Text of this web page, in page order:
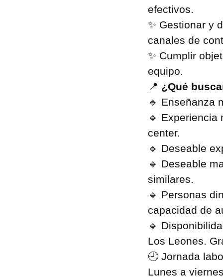
efectivos.
✨ Gestionar y
canales de
✨ Cumplir
equipo.
📍 ¿Qué
🔹 Enseñanza
🔹
center.
🔹 Deseable
🔹 Deseable
similares.
🔹 Personas
capacidad de
🔹
Los Leones.
🕘 Jornada
Lunes a